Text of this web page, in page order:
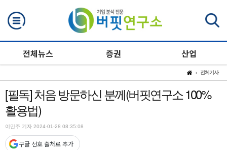
전체뉴스 증권 산업
전체기사
[필독] 처음 방문하신 분께(버핏연구소 100%
활용법)
이민주 기자 2024-01-28 08:35:08
구글 선호 출처로 추가
검색